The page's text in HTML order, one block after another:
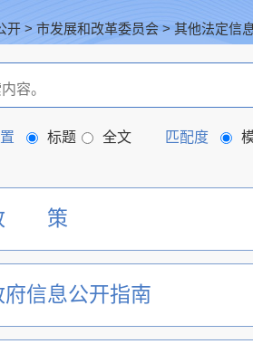
开 > 市发展和改革委员会 > 其他法定信
标题 全文 匹配度
策
府信息公开指南